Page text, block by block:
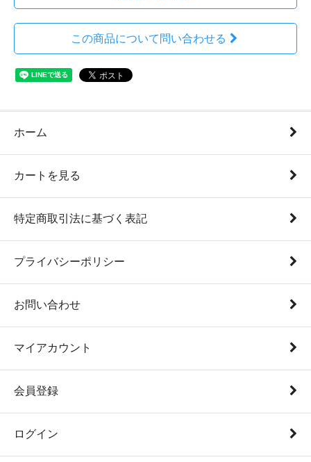
この商品について問い合わせる
ホーム
カートを見る
特定商取引法に基づく表記
プライバシーポリシー
お問い合わせ
マイアカウント
会員登録
ログイン